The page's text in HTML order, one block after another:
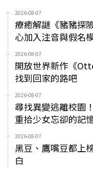
2026-08-07
療癒解謎《豬豬探
心加入注音與假名
2026-08-07
開放世界新作《
找到回家的路吧
2026-08-07
尋找異變逃離校園
重拾少女忘卻的記
2026-08-07
黑豆、鷹嘴豆都上
白